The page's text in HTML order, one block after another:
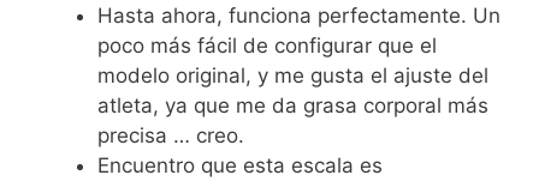
Hasta ahora, funciona perfectamente. Un
poco más fácil de configurar que el
modelo original, y me gusta el ajuste del
atleta, ya que me da grasa corporal más
precisa … creo.
Encuentro que esta escala es